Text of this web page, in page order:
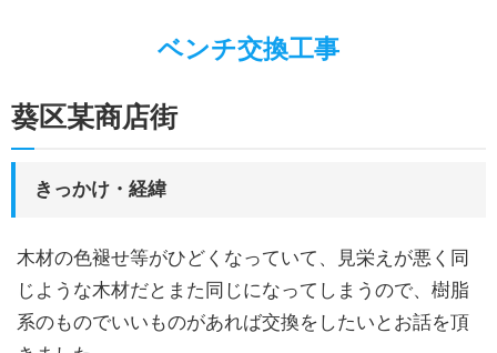
施工事例
ガス代を節約したい
太陽熱って何？
太陽光発電のこと
ベンチ交換工事
葵区某商店街
きっかけ・経緯
木材の色褪せ等がひどくなっていて、見栄えが悪く同
じような木材だとまた同じになってしまうので、樹脂
系のものでいいものがあれば交換をしたいとお話を頂